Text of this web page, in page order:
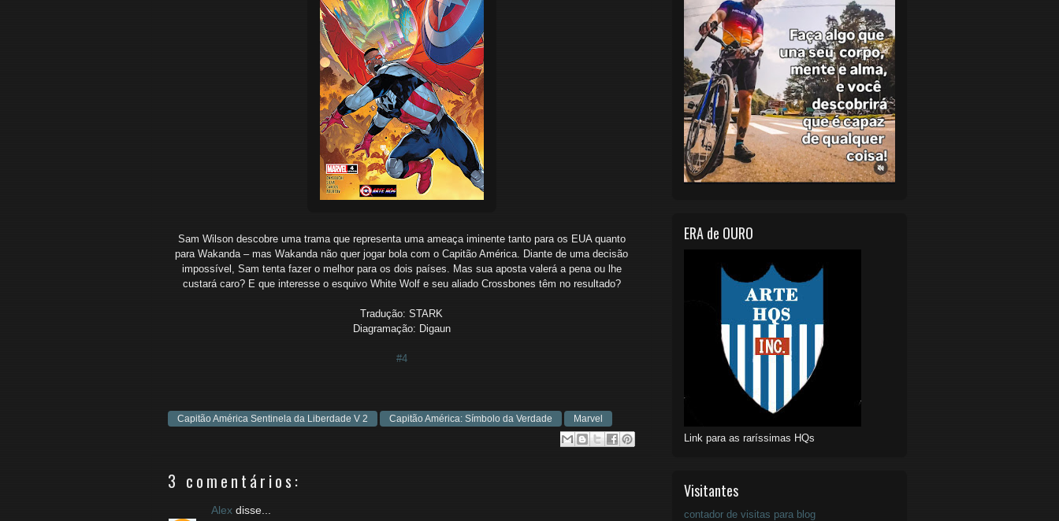
Sam Wilson descobre uma trama que representa uma ameaça iminente tanto para os EUA quanto
para Wakanda – mas Wakanda não quer jogar bola com o Capitão América. Diante de uma decisão
impossível, Sam tenta fazer o melhor para os dois países. Mas sua aposta valerá a pena ou lhe
custará caro? E que interesse o esquivo White Wolf e seu aliado Crossbones têm no resultado?
Tradução: STARK
Diagramação: Digaun
#4
Capitão América Sentinela da Liberdade V 2 Capitão América: Símbolo da Verdade Marvel
3 comentários:
Alex disse...
ERA de OURO
Link para as raríssimas HQs
Visitantes
contador de visitas para blog